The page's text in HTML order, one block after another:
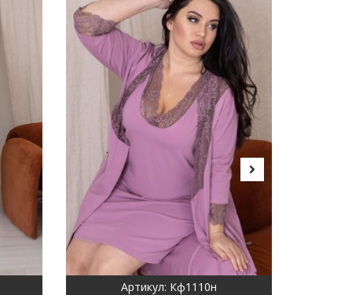
Артикул: Кф1110н